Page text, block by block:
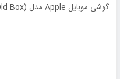
گوشی موبایل Apple مدل (iPhone 11 CH (Old Box ظرفیت 128GB - مشکی